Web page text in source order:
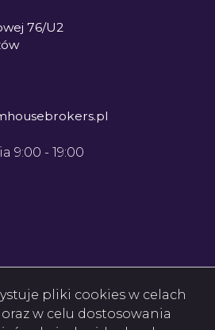
76/U2
9:00 - 19:00
pliki cookies w celach
w celu dostosowania